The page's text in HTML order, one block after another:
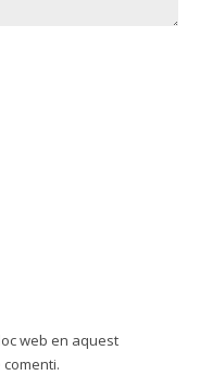
web en aquest